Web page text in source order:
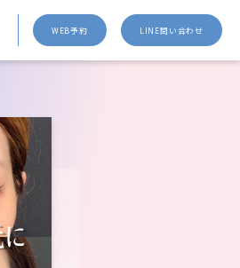
WEB予約 LINE問い合わせ